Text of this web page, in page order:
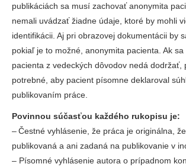
publikáciách sa musí zachovať anonymita
nemali uvádzať žiadne údaje, ktoré by mohli
identifikácii. Aj pri obrazovej dokumentácii by
pokiaľ je to možné, anonymita pacienta. Ak sa
pacienta z vedeckých dôvodov nedá dodržať,
potrebné, aby pacient písomne deklaroval
publikovaním práce.
Povinnou súčasťou každého rukopisu je:
‒Čestné vyhlásenie, že práca je originálna,
publikovaná a ani zadaná na publikovanie v
‒ Písomné vyhlásenie autora o prípadnom